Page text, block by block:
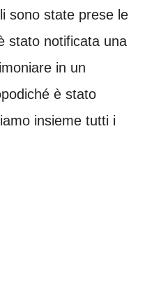
sono state prese le
stato notificata una
in un
è stato
insieme tutti i